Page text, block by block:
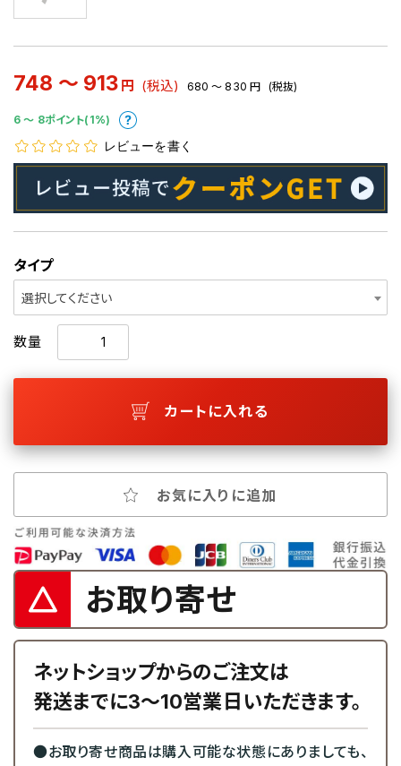
748 ～ 913 円 (税込) 680 ～ 830 円 (税抜)
6 〜 8ポイント(1%)
レビューを書く
タイプ
選択してください
数量
カートに入れる
お気に入りに追加
お取り寄せ
ネットショップからのご注文は
発送までに3～10営業日いただきます。
●お取り寄せ商品は購入可能な状態にありましても、